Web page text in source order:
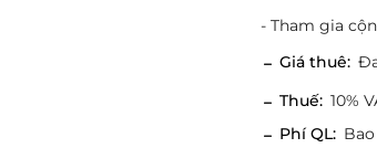
- Tham gia
Giá thuê:
Thuế: 10%
Phí QL: